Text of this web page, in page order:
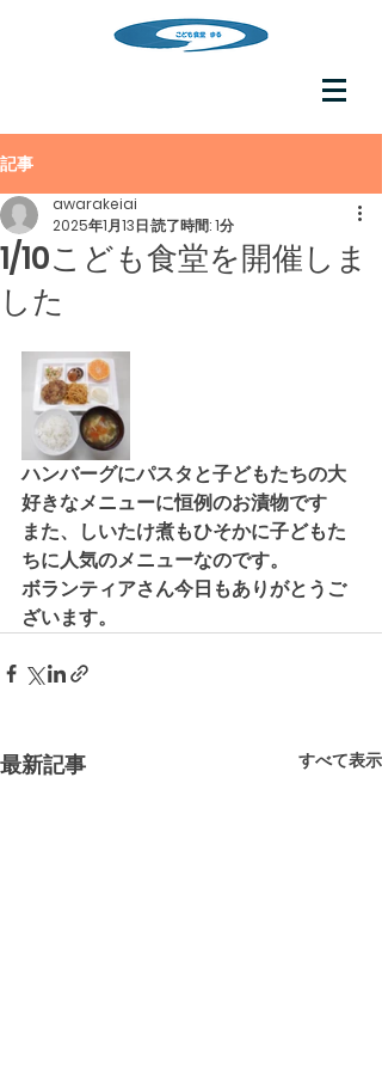
記事
1/10こども食堂を開催しま
した
awarakeiai
2025年1月13日読了時間: 1分
ハンバーグにパスタと子どもたちの大
好きなメニューに恒例のお漬物です
また、しいたけ煮もひそかに子どもた
ちに人気のメニューなのです。
ボランティアさん今日もありがとうご
ざいます。
最新記事 すべて表示